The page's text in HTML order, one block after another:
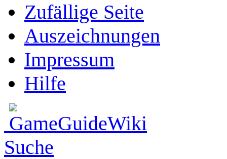
Zufällige Seite
Auszeichnungen
Impressum
Hilfe
Suche